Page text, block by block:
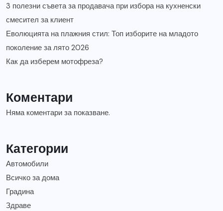
3 полезни съвета за продавача при избора на кухненски
смесител за клиент
Еволюцията на плажния стил: Топ изборите на младото
поколение за лято 2026
Как да изберем мотофреза?
Коментари
Няма коментари за показване.
Категории
Автомобили
Всичко за дома
Градина
Здраве